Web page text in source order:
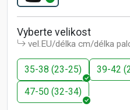
Vyberte velikost
vel.EU/délka cm/délka
35-38 (23-25) 39-42
47-50 (32-34)